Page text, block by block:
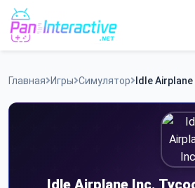
Skip
content
Программы
Главная Игры Симулятор Idle
Idle Airplane Inc.